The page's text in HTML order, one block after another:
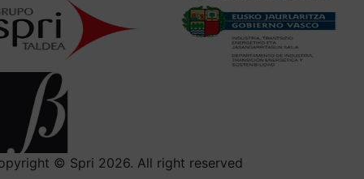
© Spri 2026. All right reserved